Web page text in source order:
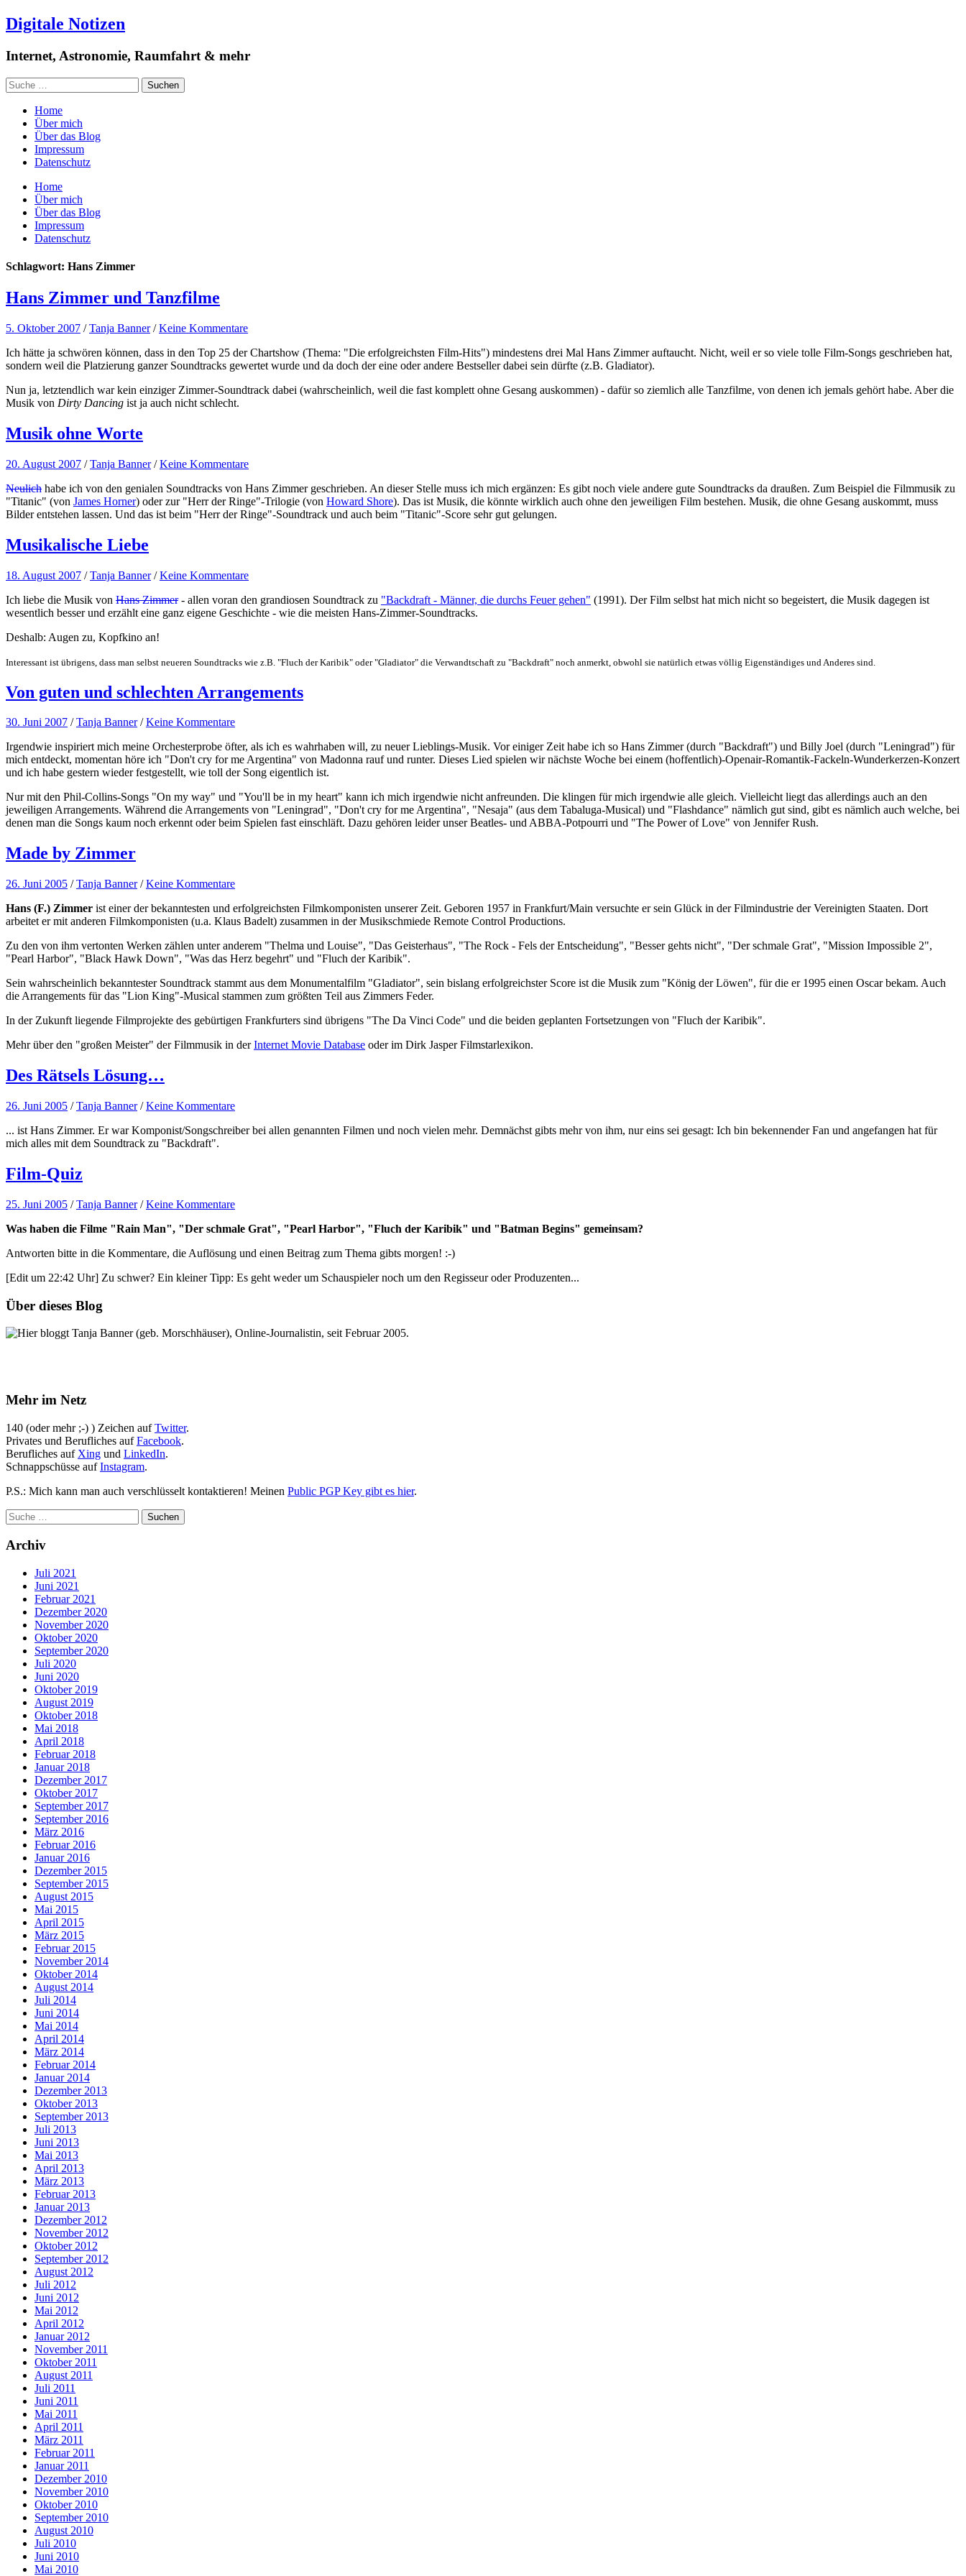
Digitale Notizen
Internet, Astronomie, Raumfahrt & mehr
Home
Über mich
Über das Blog
Impressum
Datenschutz
Home
Über mich
Über das Blog
Impressum
Datenschutz
Schlagwort: Hans Zimmer
Hans Zimmer und Tanzfilme
5. Oktober 2007 /Tanja Banner /Keine Kommentare
Ich hätte ja schwören können, dass in den Top 25 der Chartshow (Thema: "Die erfolgreichsten Film-Hits") mindestens drei Mal Hans Zimmer auftaucht. Nicht, weil er so viele tolle Film-Songs geschrieben hat,
sondern weil die Platzierung ganzer Soundtracks gewertet wurde und da doch der eine oder andere Bestseller dabei sein dürfte (z.B. Gladiator).
Nun ja, letztendlich war kein einziger Zimmer-Soundtrack dabei (wahrscheinlich, weil die fast komplett ohne Gesang auskommen) - dafür so ziemlich alle Tanzfilme, von denen ich jemals gehört habe. Aber die
Musik von Dirty Dancing ist ja auch nicht schlecht.
Musik ohne Worte
20. August 2007 /Tanja Banner /Keine Kommentare
Neulich habe ich von den genialen Soundtracks von Hans Zimmer geschrieben. An dieser Stelle muss ich mich ergänzen: Es gibt noch viele andere gute Soundtracks da draußen. Zum Beispiel die Filmmusik zu
"Titanic" (von James Horner) oder zur "Herr der Ringe"-Trilogie (von Howard Shore). Das ist Musik, die könnte wirklich auch ohne den jeweiligen Film bestehen. Musik, die ohne Gesang auskommt, muss
Bilder entstehen lassen. Und das ist beim "Herr der Ringe"-Soundtrack und auch beim "Titanic"-Score sehr gut gelungen.
Musikalische Liebe
18. August 2007 /Tanja Banner /Keine Kommentare
Ich liebe die Musik von Hans Zimmer- allen voran den grandiosen Soundtrack zu "Backdraft - Männer, die durchs Feuer gehen" (1991). Der Film selbst hat mich nicht so begeistert, die Musik dagegen ist
wesentlich besser und erzählt eine ganz eigene Geschichte - wie die meisten Hans-Zimmer-Soundtracks.
Deshalb: Augen zu, Kopfkino an!
Interessant ist übrigens, dass man selbst neueren Soundtracks wie z.B. "Fluch der Karibik" oder "Gladiator" die Verwandtschaft zu "Backdraft" noch anmerkt, obwohl sie natürlich etwas völlig Eigenständiges und Anderes sind.
Von guten und schlechten Arrangements
30. Juni 2007 /Tanja Banner /Keine Kommentare
Irgendwie inspiriert mich meine Orchesterprobe öfter, als ich es wahrhaben will, zu neuer Lieblings-Musik. Vor einiger Zeit habe ich so Hans Zimmer (durch "Backdraft") und Billy Joel (durch "Leningrad") für
mich entdeckt, momentan höre ich "Don't cry for me Argentina" von Madonna rauf und runter. Dieses Lied spielen wir nächste Woche bei einem (hoffentlich)-Openair-Romantik-Fackeln-Wunderkerzen-Konzert
und ich habe gestern wieder festgestellt, wie toll der Song eigentlich ist.
Nur mit den Phil-Collins-Songs "On my way" und "You'll be in my heart" kann ich mich irgendwie nicht anfreunden. Die klingen für mich irgendwie alle gleich. Vielleicht liegt das allerdings auch an den
jeweiligen Arrangements. Während die Arrangements von "Leningrad", "Don't cry for me Argentina", "Nesaja" (aus dem Tabaluga-Musical) und "Flashdance" nämlich gut sind, gibt es nämlich auch welche, bei
denen man die Songs kaum noch erkennt oder beim Spielen fast einschläft. Dazu gehören leider unser Beatles- und ABBA-Potpourri und "The Power of Love" von Jennifer Rush.
Made by Zimmer
26. Juni 2005 /Tanja Banner /Keine Kommentare
Hans (F.) Zimmer ist einer der bekanntesten und erfolgreichsten Filmkomponisten unserer Zeit. Geboren 1957 in Frankfurt/Main versuchte er sein Glück in der Filmindustrie der Vereinigten Staaten. Dort
arbeitet er mit anderen Filmkomponisten (u.a. Klaus Badelt) zusammen in der Musikschmiede Remote Control Productions.
Zu den von ihm vertonten Werken zählen unter anderem "Thelma und Louise", "Das Geisterhaus", "The Rock - Fels der Entscheidung", "Besser gehts nicht", "Der schmale Grat", "Mission Impossible 2",
"Pearl Harbor", "Black Hawk Down", "Was das Herz begehrt" und "Fluch der Karibik".
Sein wahrscheinlich bekanntester Soundtrack stammt aus dem Monumentalfilm "Gladiator", sein bislang erfolgreichster Score ist die Musik zum "König der Löwen", für die er 1995 einen Oscar bekam. Auch
die Arrangements für das "Lion King"-Musical stammen zum größten Teil aus Zimmers Feder.
In der Zukunft liegende Filmprojekte des gebürtigen Frankfurters sind übrigens "The Da Vinci Code" und die beiden geplanten Fortsetzungen von "Fluch der Karibik".
Mehr über den "großen Meister" der Filmmusik in derInternet Movie Database oder im Dirk Jasper Filmstarlexikon.
Des Rätsels Lösung…
26. Juni 2005 /Tanja Banner /Keine Kommentare
... ist Hans Zimmer. Er war Komponist/Songschreiber bei allen genannten Filmen und noch vielen mehr. Demnächst gibts mehr von ihm, nur eins sei gesagt: Ich bin bekennender Fan und angefangen hat für
mich alles mit dem Soundtrack zu "Backdraft".
Film-Quiz
25. Juni 2005 /Tanja Banner /Keine Kommentare
Was haben die Filme "Rain Man", "Der schmale Grat", "Pearl Harbor", "Fluch der Karibik" und "Batman Begins" gemeinsam?
Antworten bitte in die Kommentare, die Auflösung und einen Beitrag zum Thema gibts morgen! :-)
[Edit um 22:42 Uhr] Zu schwer? Ein kleiner Tipp: Es geht weder um Schauspieler noch um den Regisseur oder Produzenten...
Über dieses Blog
Hier bloggt Tanja Banner (geb. Morschhäuser), Online-Journalistin, seit Februar 2005.
Mehr im Netz
140 (oder mehr ;-) ) Zeichen aufTwitter.
Privates und Berufliches aufFacebook.
Berufliches auf Xing und LinkedIn.
Schnappschüsse aufInstagram.
P.S.: Mich kann man auch verschlüsselt kontaktieren! Meinen Public PGP Key gibt es hier.
Archiv
Juli 2021
Juni 2021
Februar 2021
Dezember 2020
November 2020
Oktober 2020
September 2020
Juli 2020
Juni 2020
Oktober 2019
August 2019
Oktober 2018
Mai 2018
April 2018
Februar 2018
Januar 2018
Dezember 2017
Oktober 2017
September 2017
September 2016
März 2016
Februar 2016
Januar 2016
Dezember 2015
September 2015
August 2015
Mai 2015
April 2015
März 2015
Februar 2015
November 2014
Oktober 2014
August 2014
Juli 2014
Juni 2014
Mai 2014
April 2014
März 2014
Februar 2014
Januar 2014
Dezember 2013
Oktober 2013
September 2013
Juli 2013
Juni 2013
Mai 2013
April 2013
März 2013
Februar 2013
Januar 2013
Dezember 2012
November 2012
Oktober 2012
September 2012
August 2012
Juli 2012
Juni 2012
Mai 2012
April 2012
Januar 2012
November 2011
Oktober 2011
August 2011
Juli 2011
Juni 2011
Mai 2011
April 2011
März 2011
Februar 2011
Januar 2011
Dezember 2010
November 2010
Oktober 2010
September 2010
August 2010
Juli 2010
Juni 2010
Mai 2010